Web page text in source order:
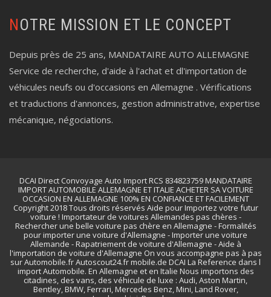
NOTRE MISSION ET LE CONCEPT
Depuis près de 25 ans, MANDATAIRE AUTO ALLEMAGNE
Service de recherche, d'aide à l'achat et dl'importation de
véhicules neufs ou d'occasions en Allemagne . Vérifications
et traductions d'annonces, gestion administrative, expertise
mécanique, négociations.
DCAI Direct Convoyage Auto Import RCS 834823759 MANDATAIRE
IMPORT AUTOMOBILE ALLEMAGNE ET ITALIE ACHETER SA VOITURE
OCCASION EN ALLEMAGNE 100% EN CONFIANCE ET FACILEMENT
Copyright 2018 Tous droits réservés Aide pour Importez votre futur
voiture ! Importateur de voitures Allemandes pas chères -
Rechercher une belle voiture pas chère en Allemagne - Formalités
pour importer une voiture d'Allemagne - Importer une voiture
Allemande - Rapatriement de voiture d'Allemagne - Aide à
l'importation de voiture d'Allemagne On vous accompagne pas à pas
sur Automobile.fr Autoscout24.fr mobile.de DCAI La Reference dans l
import Automobile. En Allemagne et en Italie Nous importons des
citadines, des vans, des véhicule de luxe : Audi, Aston Martin,
Bentley, BMW, Ferrari, Mercedes Benz, Mini, Land Rover,